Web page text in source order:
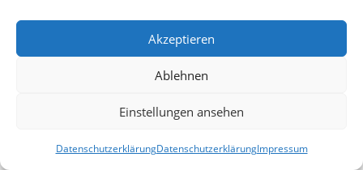
Akzeptieren
Ablehnen
Einstellungen ansehen
DatenschutzerklärungDatenschutzerklärungImpressum
Michael Häupl, mit der Wiener
Grünen-Chefin Maria Vassilakou. Die nach Macht
Klimaschutz und Energie über-